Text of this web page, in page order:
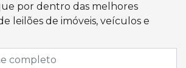
por dentro das melhores
leilões de imóveis, veículos e